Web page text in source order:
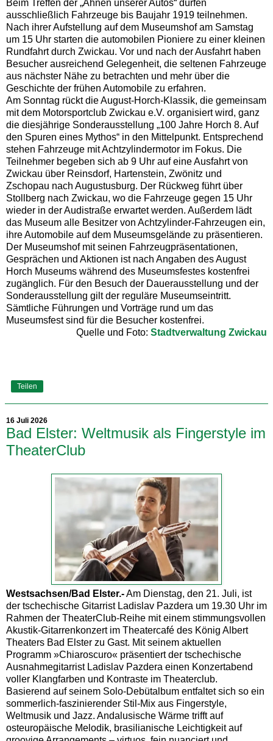
Beim Treffen der „Ahnen unserer Autos“ dürfen
ausschließlich Fahrzeuge bis Baujahr 1919 teilnehmen.
Nach ihrer Aufstellung auf dem Museumshof am Samstag
um 15 Uhr starten die automobilen Pioniere zu einer kleinen
Rundfahrt durch Zwickau. Vor und nach der Ausfahrt haben
Besucher ausreichend Gelegenheit, die seltenen Fahrzeuge
aus nächster Nähe zu betrachten und mehr über die
Geschichte der frühen Automobile zu erfahren.
Am Sonntag rückt die August-Horch-Klassik, die gemeinsam
mit dem Motorsportclub Zwickau e.V. organisiert wird, ganz
die diesjährige Sonderausstellung „100 Jahre Horch 8. Auf
den Spuren eines Mythos“ in den Mittelpunkt. Entsprechend
stehen Fahrzeuge mit Achtzylindermotor im Fokus. Die
Teilnehmer begeben sich ab 9 Uhr auf eine Ausfahrt von
Zwickau über Reinsdorf, Hartenstein, Zwönitz und
Zschopau nach Augustusburg. Der Rückweg führt über
Stollberg nach Zwickau, wo die Fahrzeuge gegen 15 Uhr
wieder in der Audistraße erwartet werden. Außerdem lädt
das Museum alle Besitzer von Achtzylinder-Fahrzeugen ein,
ihre Automobile auf dem Museumsgelände zu präsentieren.
Der Museumshof mit seinen Fahrzeugpräsentationen,
Gesprächen und Aktionen ist nach Angaben des August
Horch Museums während des Museumsfestes kostenfrei
zugänglich. Für den Besuch der Dauerausstellung und der
Sonderausstellung gilt der reguläre Museumseintritt.
Sämtliche Führungen und Vorträge rund um das
Museumsfest sind für die Besucher kostenfrei.
Quelle und Foto: Stadtverwaltung Zwickau
Teilen
16 Juli 2026
Bad Elster: Weltmusik als Fingerstyle im
TheaterClub
Westsachsen/Bad Elster.-Am Dienstag, den 21. Juli, ist
der tschechische Gitarrist Ladislav Pazdera um 19.30 Uhr im
Rahmen der TheaterClub-Reihe mit einem stimmungsvollen
Akustik-Gitarrenkonzert im Theatercafé des König Albert
Theaters Bad Elster zu Gast. Mit seinem aktuellen
Programm »Chiaroscuro« präsentiert der tschechische
Ausnahmegitarrist Ladislav Pazdera einen Konzertabend
voller Klangfarben und Kontraste im Theaterclub.
Basierend auf seinem Solo-Debütalbum entfaltet sich so ein
sommerlich-faszinierender Stil-Mix aus Fingerstyle,
Weltmusik und Jazz. Andalusische Wärme trifft auf
osteuropäische Melodik, brasilianische Leichtigkeit auf